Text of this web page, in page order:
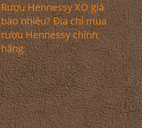
Rượu Hennessy XO giá
bao nhiêu? Địa chỉ mua
rượu Hennessy chính
hãng